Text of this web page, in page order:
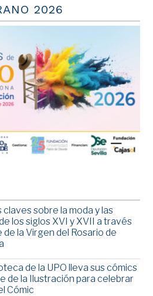
2026
claves sobre la moda y las
los siglos XVI y XVII a través
de la Virgen del Rosario de
de la UPO lleva sus cómics
de la Ilustración para celebrar
Cómic